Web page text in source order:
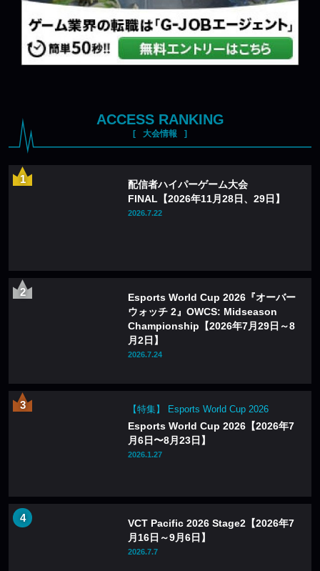
ACCESS RANKING
大会情報
配信者ハイパーゲーム大会
FINAL【2026年11月28日、29日】
2026.7.22
Esports World Cup 2026『オーバー
ウォッチ 2』OWCS: Midseason
Championship【2026年7月29日～8
月2日】
2026.7.24
【特集】 Esports World Cup 2026
Esports World Cup 2026【2026年7
月6日〜8月23日】
2026.1.27
VCT Pacific 2026 Stage2【2026年7
月16日～9月6日】
2026.7.7